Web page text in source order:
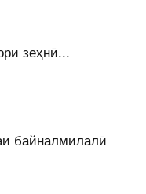
зеҳнӣ...
байналмилалӣ